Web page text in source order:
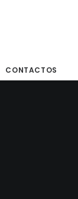
CONTACTOS